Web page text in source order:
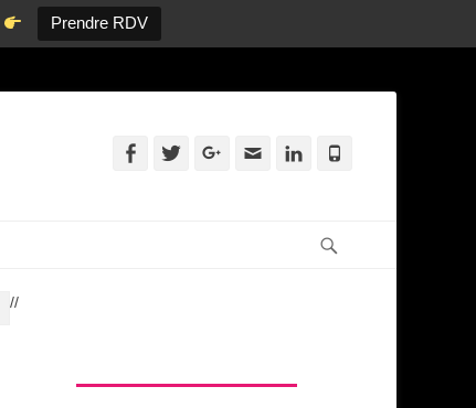
Prendre RDV
FacebookTwitterGoogleplus
AdresseLinkedin
//